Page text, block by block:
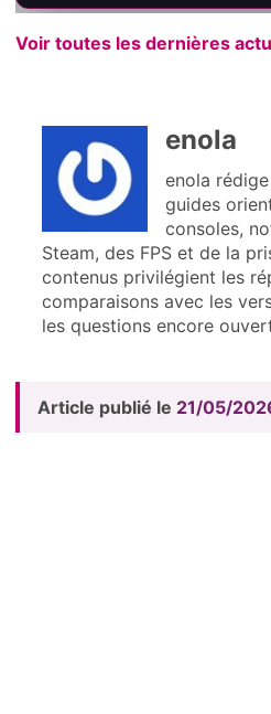
Voir toutes les dernières
enola
enola
guides
consoles,
Steam, des FPS et de la
contenus privilégient les
comparaisons avec les
les questions encore
Article publié le 21/05/